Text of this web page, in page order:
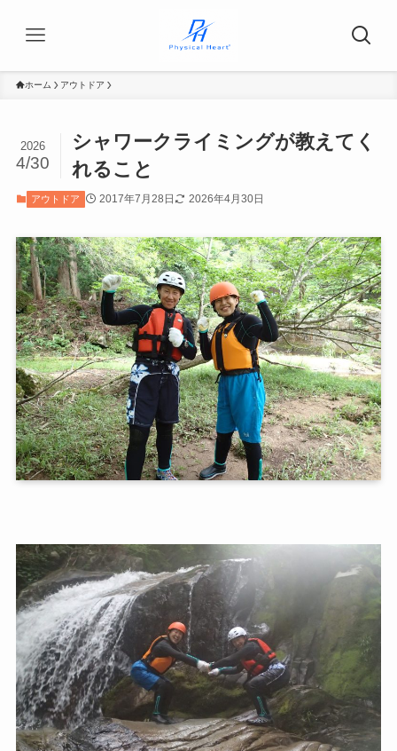
ホーム アウトドア
シャワークライミングが教えてく
れること
2026
4/30
アウトドア 2017年7月28日 2026年4月30日